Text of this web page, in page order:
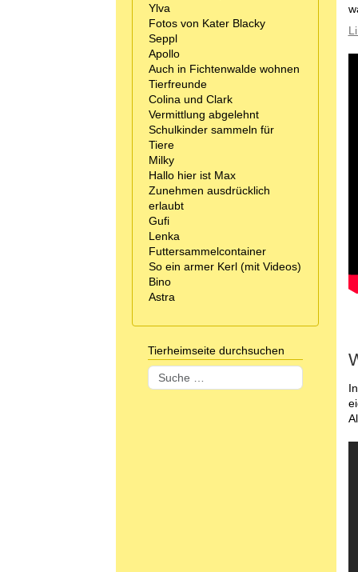
Ylva
Fotos von Kater Blacky
Seppl
Apollo
Auch in Fichtenwalde wohnen
Tierfreunde
Colina und Clark
Vermittlung abgelehnt
Schulkinder sammeln für
Tiere
Milky
Hallo hier ist Max
Zunehmen ausdrücklich
erlaubt
Gufi
Lenka
Futtersammelcontainer
So ein armer Kerl (mit Videos)
Bino
Astra
Tierheimseite durchsuchen
Suchen